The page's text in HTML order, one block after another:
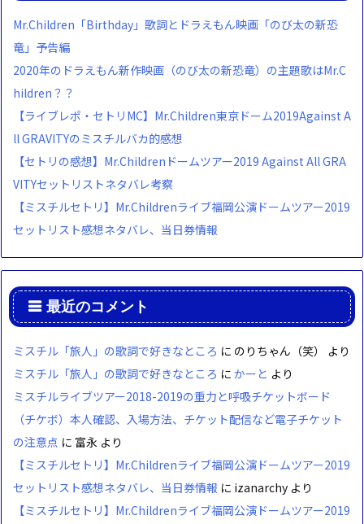
Mr.Children「Birthday」歌詞とドラえもん映画「のび太の新恐
竜」予告編
2020年のドラえもん新作映画（のび太の新恐竜）の主題歌はMr.C
hildren？？
【ライブレポ・セトリMC】Mr.Children東京ドーム2019Against A
ll GRAVITYのミスチルバカ的感想
【セトリの感想】Mr.Childrenドームツアー2019 Against All GRA
VITYセットリストネタバレ考察
【ミスチルセトリ】Mr.Childrenライブ福岡公演ドームツアー2019
セットリスト感想ネタバレ、当日券情報
最近のコメント
ミスチル「旅人」の歌詞で好きなところ に のりちゃん（笑）
より
ミスチル「旅人」の歌詞で好きなところ に かーと より
ミスチルライブツアー2018-2019の重力と呼吸チケットボード
（チケボ）本人確認、入場方法、チケット配信など電子チケット
の注意点 に 富永 より
【ミスチルセトリ】Mr.Childrenライブ福岡公演ドームツアー2019
セットリスト感想ネタバレ、当日券情報 に izanarchy より
【ミスチルセトリ】Mr.Childrenライブ福岡公演ドームツアー2019